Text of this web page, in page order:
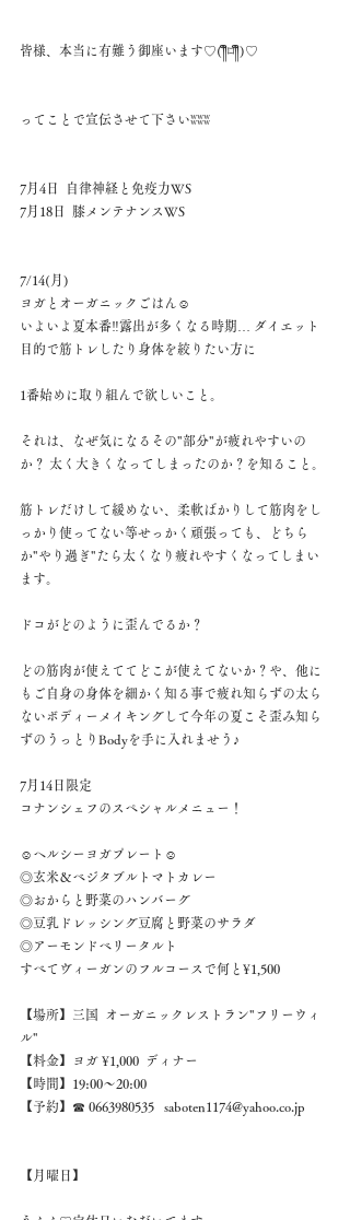
皆様、本当に有難う御座います♡(༎ຶ⌑༎ຶ)♡
ってことで宣伝させて下さいʬʬʬ
7月4日  自律神経と免疫力WS
7月18日  膝メンテナンスWS
7/14(月)
ヨガとオーガニックごはん☺︎
いよいよ夏本番‼︎露出が多くなる時期… ダイエット
目的で筋トレしたり身体を絞りたい方に
1番始めに取り組んで欲しいこと。
それは、なぜ気になるその"部分"が疲れやすいの
か？ 太く大きくなってしまったのか？を知ること。
筋トレだけして緩めない、柔軟ばかりして筋肉をし
っかり使ってない等せっかく頑張っても、どちら
か"やり過ぎ"たら太くなり疲れやすくなってしまい
ます。
ドコがどのように歪んでるか？
どの筋肉が使えててどこが使えてないか？や、他に
もご自身の身体を細かく知る事で疲れ知らずの太ら
ないボディーメイキングして今年の夏こそ歪み知ら
ずのうっとりBodyを手に入れませう♪
7月14日限定
コナンシェフのスペシャルメニュー！
☺︎ヘルシーヨガプレート☺︎
◎玄米＆ベジタブルトマトカレー
◎おからと野菜のハンバーグ
◎豆乳ドレッシング豆腐と野菜のサラダ
◎アーモンドベリータルト
すべてヴィーガンのフルコースで何と¥1,500
【場所】三国  オーガニックレストラン"フリーウィ
ル"
【料金】ヨガ ¥1,000  ディナー
【時間】19:00～20:00
【予約】☎︎ 0663980535   saboten1174@yahoo.co.jp
【月曜日】